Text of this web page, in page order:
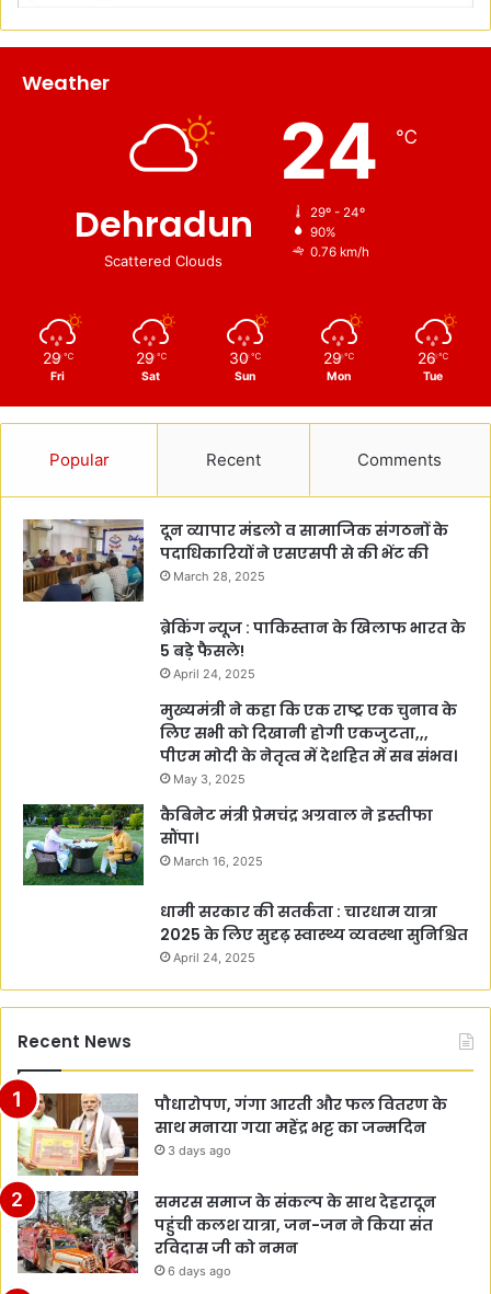
Weather
Dehradun
Scattered Clouds
24 ℃
29º - 24º
90%
0.76 km/h
29 ℃
Fri
29 ℃
Sat
30 ℃
Sun
29 ℃
Mon
26 ℃
Tue
Popular Recent Comments
दून व्यापार मंडलो व सामाजिक संगठनों के
पदाधिकारियों ने एसएसपी से की भेंट की
March 28, 2025
ब्रेकिंग न्यूज : पाकिस्तान के खिलाफ भारत के
5 बड़े फैसले!
April 24, 2025
मुख्यमंत्री ने कहा कि एक राष्ट्र एक चुनाव के
लिए सभी को दिखानी होगी एकजुटता,,,
पीएम मोदी के नेतृत्व में देशहित में सब संभव।
May 3, 2025
कैबिनेट मंत्री प्रेमचंद्र अग्रवाल ने इस्तीफा
सौंपा।
March 16, 2025
धामी सरकार की सतर्कता : चारधाम यात्रा
2025 के लिए सुदृढ़ स्वास्थ्य व्यवस्था सुनिश्चित
April 24, 2025
Recent News
पौधारोपण, गंगा आरती और फल वितरण के
साथ मनाया गया महेंद्र भट्ट का जन्मदिन
3 days ago
समरस समाज के संकल्प के साथ देहरादून
पहुंची कलश यात्रा, जन-जन ने किया संत
रविदास जी को नमन
6 days ago